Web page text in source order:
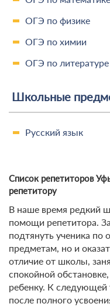
ОГЭ по физике
ОГЭ по химии
ОГЭ по литературе
Школьные
Русский язык
Список репетиторов
репетитору
В наше время редкий
помощи репетитора.
подтянуть ученика
предметам, но и
отличие от школы,
спокойной
ребенку. К следующей
после полного